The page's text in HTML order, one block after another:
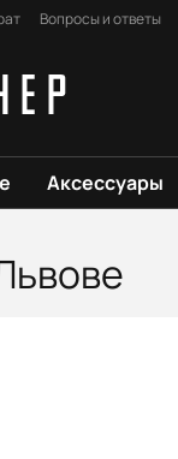
Вопросы и ответы
Аксессуары